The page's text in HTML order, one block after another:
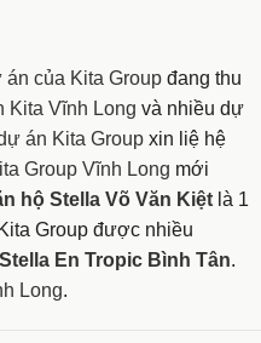
của Kita Group đang thu
Kita Vĩnh Long và nhiều dự
án Kita Group xin liệ hệ
Group Vĩnh Long mới
hộ Stella Võ Văn Kiệt là 1
Group được nhiều
En Tropic Bình Tân.
Long.